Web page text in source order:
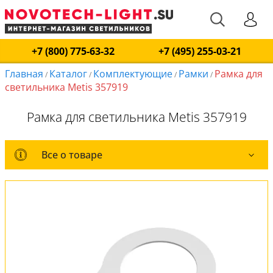
+7 (800) 775-63-32
+7 (495) 255-03-21
Главная / Каталог/ Комплектующие/ Рамки / Рамка для
светильника Metis 357919
Рамка для светильника Metis 357919
Все о товаре
Все о товаре
Оплата и доставка